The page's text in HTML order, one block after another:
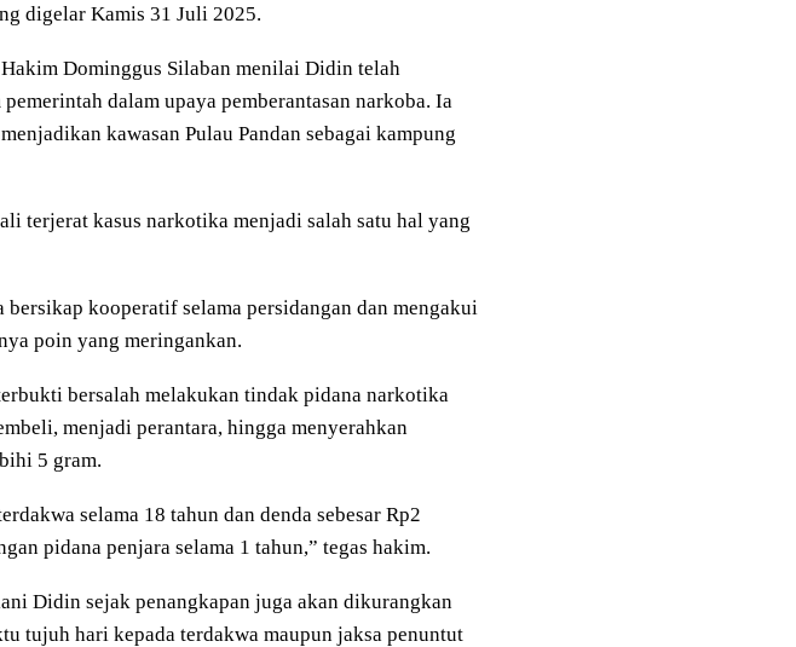
digelar Kamis 31 Juli 2025.
Dominggus Silaban menilai Didin telah
dalam upaya pemberantasan narkoba. Ia
kawasan Pulau Pandan sebagai kampung
terjerat kasus narkotika menjadi salah satu hal yang
kooperatif selama persidangan dan mengakui
poin yang meringankan.
bersalah melakukan tindak pidana narkotika
menjadi perantara, hingga menyerahkan
5 gram.
selama 18 tahun dan denda sebesar Rp2
pidana penjara selama 1 tahun,” tegas hakim.
Didin sejak penangkapan juga akan dikurangkan
tujuh hari kepada terdakwa maupun jaksa penuntut